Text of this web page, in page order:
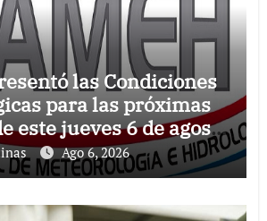
las Condiciones
para las próximas
este jueves 6 de agosto
Ago 6, 2026